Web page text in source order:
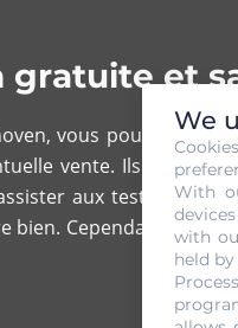
gratuite et
vous pouvez
vente. Ils
aux tests de
bien. Cependant,
We
With
with
held